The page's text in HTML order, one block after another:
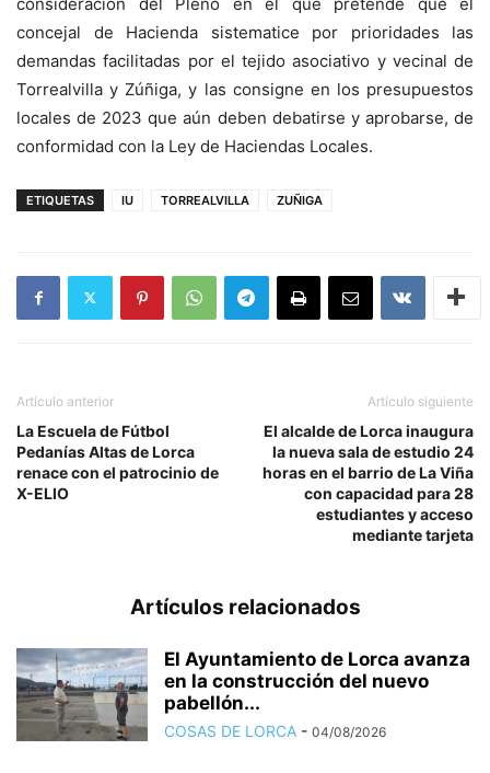
concejal de Hacienda sistematice por prioridades las
demandas facilitadas por el tejido asociativo y vecinal de
Torrealvilla y Zúñiga, y las consigne en los presupuestos
locales de 2023 que aún deben debatirse y aprobarse, de
conformidad con la Ley de Haciendas Locales.
ETIQUETAS IU TORREALVILLA ZUÑIGA
Artículo anterior
La Escuela de Fútbol
Pedanías Altas de Lorca
renace con el patrocinio de
X-ELIO
Artículo siguiente
El alcalde de Lorca inaugura
la nueva sala de estudio 24
horas en el barrio de La Viña
con capacidad para 28
estudiantes y acceso
mediante tarjeta
Artículos relacionados
El Ayuntamiento de Lorca avanza
en la construcción del nuevo
pabellón...
COSAS DE LORCA - 04/08/2026